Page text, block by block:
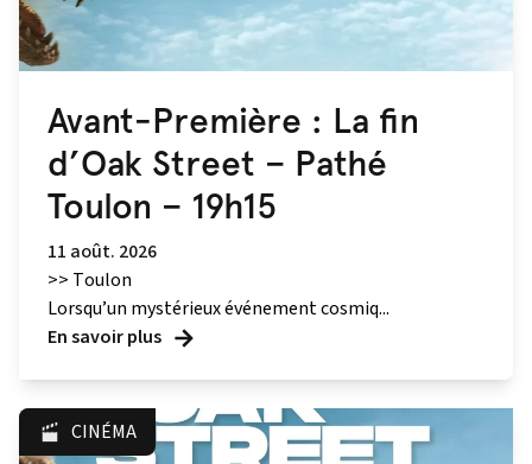
Avant-Première : La fin
d’Oak Street – Pathé
Toulon – 19h15
11 août. 2026
>> Toulon
Lorsqu’un mystérieux événement cosmiq...
En savoir plus
CINÉMA